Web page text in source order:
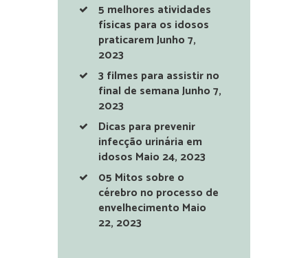
5 melhores atividades
físicas para os idosos
praticaremJunho 7,
2023
3 filmes para assistir no
final de semanaJunho 7,
2023
Dicas para prevenir
infecção urinária em
idosos Maio 24, 2023
05 Mitos sobre o
cérebro no processo de
envelhecimento Maio
22, 2023